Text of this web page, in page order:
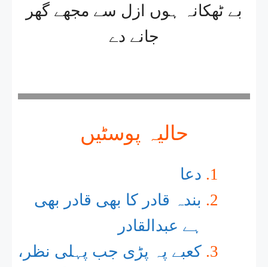
بے ٹھکانہ ہوں ازل سے مجھے گھر
جانے دے
حالیہ پوسٹیں
دعا
بندہ قادر کا بھی قادر بھی
ہے عبدالقادر
کعبے پہ پڑی جب پہلی نظر،